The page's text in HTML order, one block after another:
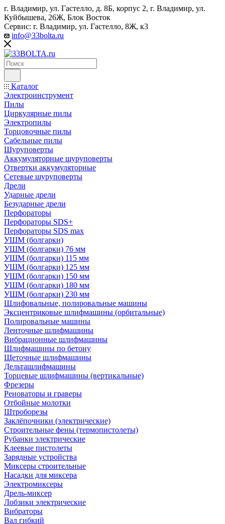
г. Владимир, ул. Гастелло, д. 8Б, корпус 2, г. Владимир, ул. ​
Куйбышева, 26Ж, Блок Восток
Сервис: г. Владимир, ул. Гастелло, 8Ж, к3
info@33bolta.ru
Каталог
Электроинструмент
Пилы
Циркулярные пилы
Электропилы
Торцовочные пилы
Сабельные пилы
Шуруповерты
Аккумуляторные шуруповерты
Отвертки аккумуляторные
Сетевые шуруповерты
Дрели
Ударные дрели
Безударные дрели
Перфораторы
Перфораторы SDS+
Перфораторы SDS max
УШМ (болгарки)
УШМ (болгарки) 76 мм
УШМ (болгарки) 115 мм
УШМ (болгарки) 125 мм
УШМ (болгарки) 150 мм
УШМ (болгарки) 180 мм
УШМ (болгарки) 230 мм
Шлифовальные, полировальные машины
Эксцентриковые шлифмашины (орбитальные)
Полировальные машины
Ленточные шлифмашины
Вибрационные шлифмашины
Шлифмашины по бетону
Щеточные шлифмашины
Дельташлифмашины
Торцевые шлифмашины (вертикальные)
Фрезеры
Реноваторы и граверы
Отбойные молотки
Штроборезы
Заклёпочники (электрические)
Строительные фены (термопистолеты)
Рубанки электрические
Клеевые пистолеты
Зарядные устройства
Миксеры строительные
Насадки для миксера
Электромиксеры
Дрель-миксер
Лобзики электрические
Вибраторы
Вал гибкий